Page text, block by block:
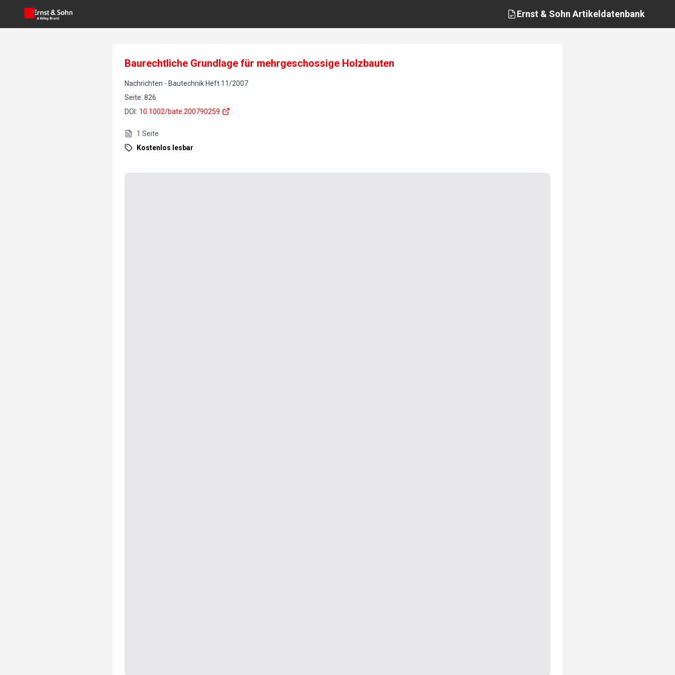
Ernst & Sohn Artikeldatenbank
Baurechtliche Grundlage für mehrgeschossige Holzbauten
Nachrichten - Bautechnik Heft 11/2007
Seite: 826
DOI : 10.1002/bate.200790259
1 Seite
Kostenlos lesbar